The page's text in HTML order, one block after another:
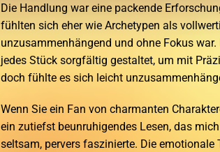
Die Handlung war eine packende
fühlten sich eher wie Archetypen als
unzusammenhängend und ohne Fokus
jedes Stück sorgfältig gestaltet, um mit
doch fühlte es sich leicht
Wenn Sie ein Fan von charmanten
ein zutiefst beunruhigendes Lesen, das
seltsam, pervers faszinierte. Die